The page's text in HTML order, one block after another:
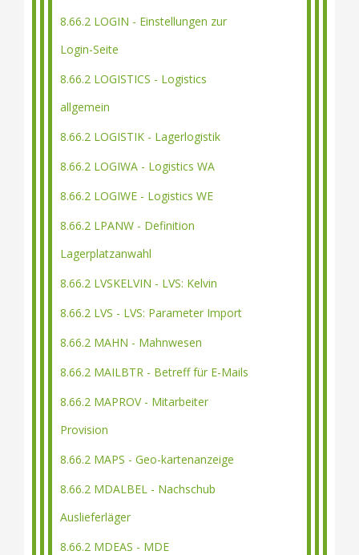
8.66.2 LOGIN - Einstellungen zur
Login-Seite
8.66.2 LOGISTICS - Logistics
allgemein
8.66.2 LOGISTIK - Lagerlogistik
8.66.2 LOGIWA - Logistics WA
8.66.2 LOGIWE - Logistics WE
8.66.2 LPANW - Definition
Lagerplatzanwahl
8.66.2 LVSKELVIN - LVS: Kelvin
8.66.2 LVS - LVS: Parameter Import
8.66.2 MAHN - Mahnwesen
8.66.2 MAILBTR - Betreff für E-Mails
8.66.2 MAPROV - Mitarbeiter
Provision
8.66.2 MAPS - Geo-kartenanzeige
8.66.2 MDALBEL - Nachschub
Auslieferläger
8.66.2 MDEAS - MDE